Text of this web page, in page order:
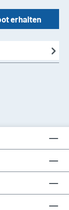
erhalten